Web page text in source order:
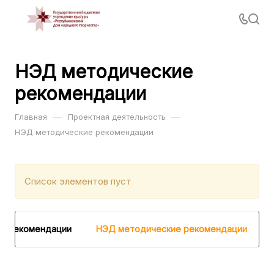
НЭД методические
рекомендации
Главная — Проектная деятельность —
НЭД методические рекомендации
Список элементов пуст
рекомендации НЭД методические рекомендации